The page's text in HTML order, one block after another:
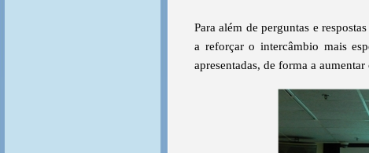
Para além de perguntas e
a reforçar o intercâmbio mais
apresentadas, de forma a